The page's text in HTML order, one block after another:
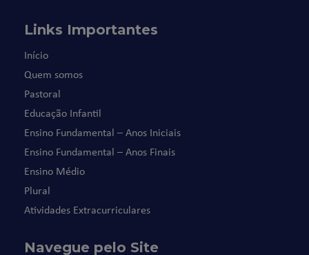
Links Importantes
Início
Quem somos
Pastoral
Educação Infantil
Ensino Fundamental – Anos Iniciais
Ensino Fundamental – Anos Finais
Ensino Médio
Plural
Atividades Extracurriculares
Navegue pelo Site